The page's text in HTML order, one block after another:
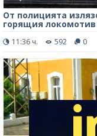
От полицията
горящия
11:36 ч. 592 0